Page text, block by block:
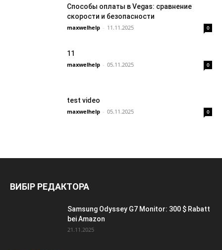
Способы оплаты в Vegas: сравнение
скорости и безопасности
maxwelhelp - 11.11.2025 0
11
maxwelhelp - 05.11.2025 0
test video
maxwelhelp - 05.11.2025 0
ВИБІР РЕДАКТОРА
Samsung Odyssey G7 Monitor: 300 $ Rabatt
bei Amazon
21.11.2025